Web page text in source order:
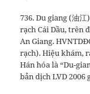
736. Du giang (油
rạch Cái Dầu, trên
An Giang.
rạch). Hiệu khám,
Hán hóa là “Du-
bản dịch LVD 2006